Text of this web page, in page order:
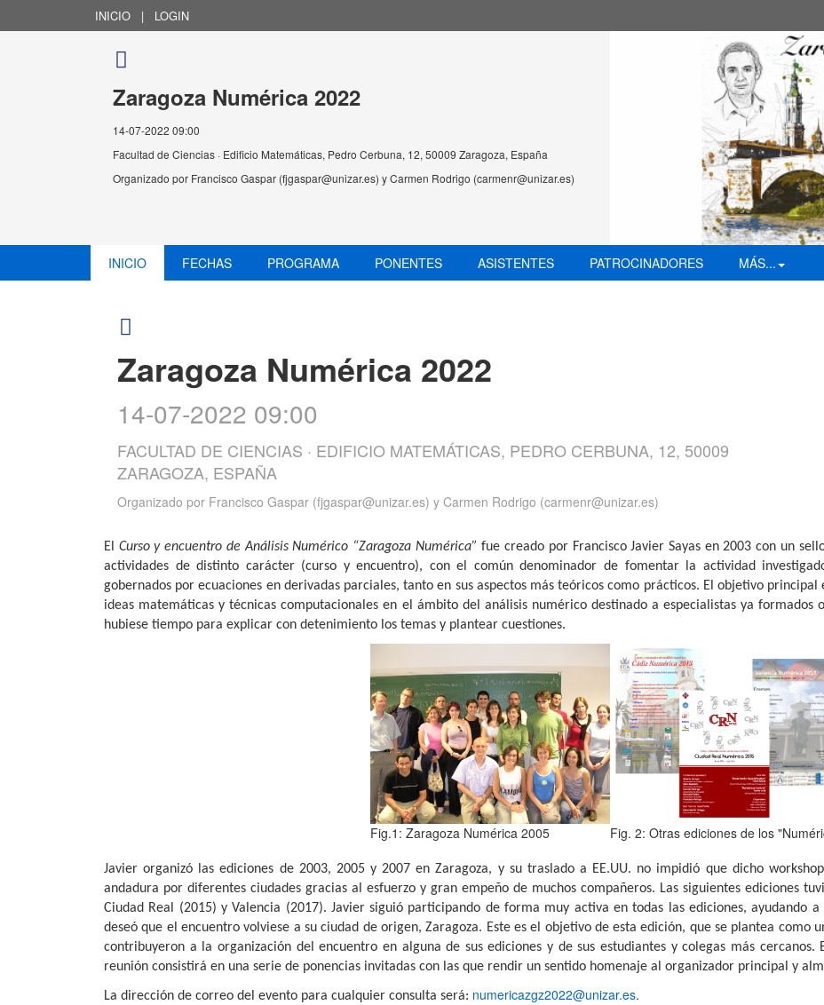
INICIO | LOGIN
Zaragoza Numérica 2022
14-07-2022 09:00
Facultad de Ciencias · Edificio Matemáticas, Pedro Cerbuna, 12, 50009 Zaragoza, España
Organizado por Francisco Gaspar (fjgaspar@unizar.es) y Carmen Rodrigo (carmenr@unizar.es)
INICIO FECHAS PROGRAMA PONENTES ASISTENTES PATROCINADORES MÁS...
Zaragoza Numérica 2022
14-07-2022 09:00
FACULTAD DE CIENCIAS · EDIFICIO MATEMÁTICAS, PEDRO CERBUNA, 12, 50009
ZARAGOZA, ESPAÑA
Organizado por Francisco Gaspar (fjgaspar@unizar.es) y Carmen Rodrigo (carmenr@unizar.es)
El Curso y encuentro de Análisis Numérico “Zaragoza Numérica” fue creado por Francisco Javier Sayas en 2003 con un
actividades de distinto carácter (curso y encuentro), con el común denominador de fomentar la actividad
gobernados por ecuaciones en derivadas parciales, tanto en sus aspectos más teóricos como prácticos. El objetivo
ideas matemáticas y técnicas computacionales en el ámbito del análisis numérico destinado a especialistas ya
hubiese tiempo para explicar con detenimiento los temas y plantear cuestiones.
Fig.1: Zaragoza Numérica 2005 Fig. 2: Otras ediciones de los
Javier organizó las ediciones de 2003, 2005 y 2007 en Zaragoza, y su traslado a EE.UU. no impidió que dicho
andadura por diferentes ciudades gracias al esfuerzo y gran empeño de muchos compañeros. Las siguientes ediciones
Ciudad Real (2015) y Valencia (2017). Javier siguió participando de forma muy activa en todas las ediciones,
deseó que el encuentro volviese a su ciudad de origen, Zaragoza. Este es el objetivo de esta edición, que se plantea como
contribuyeron a la organización del encuentro en alguna de sus ediciones y de sus estudiantes y colegas más
reunión consistirá en una serie de ponencias invitadas con las que rendir un sentido homenaje al organizador principal y
La dirección de correo del evento para cualquier consulta será: numericazgz2022@unizar.es.